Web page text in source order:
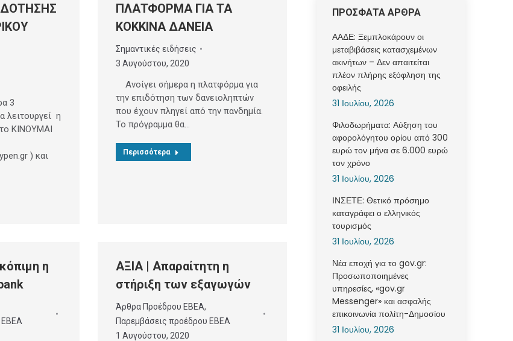
3
λειτουργεί η
το ΚΙΝΟΥΜΑΙ
) και
ΠΛΑΤΦΟΡΜΑ ΓΙΑ ΤΑ
ΚΟΚΚΙΝΑ ΔΑΝΕΙΑ
Σημαντικές ειδήσεις
3 Αυγούστου, 2020
Ανοίγει σήμερα η πλατφόρμα για
την επιδότηση των δανειοληπτών
που έχουν πληγεί από την πανδημία.
Το πρόγραμμα θα…
Περισσότερα
η
ΕΒΕΑ
ΑΞΙΑ | Απαραίτητη η
στήριξη των εξαγωγών
Άρθρα Προέδρου ΕΒΕΑ,
Παρεμβάσεις προέδρου ΕΒΕΑ
1 Αυγούστου, 2020
ΠΡΟΣΦΑΤΑ ΑΡΘΡΑ
ΑΑΔΕ: Ξεμπλοκάρουν οι
μεταβιβάσεις κατασχεμένων
ακινήτων – Δεν απαιτείται
πλέον πλήρης εξόφληση της
οφειλής
31 Ιουλίου, 2026
Φιλοδωρήματα: Αύξηση του
αφορολόγητου ορίου από 300
ευρώ τον μήνα σε 6.000 ευρώ
τον χρόνο
31 Ιουλίου, 2026
ΙΝΣΕΤΕ: Θετικό πρόσημο
καταγράφει ο ελληνικός
τουρισμός
31 Ιουλίου, 2026
Νέα εποχή για το gov.gr:
Προσωποποιημένες
υπηρεσίες, «gov.gr
Messenger» και ασφαλής
επικοινωνία πολίτη-Δημοσίου
31 Ιουλίου, 2026